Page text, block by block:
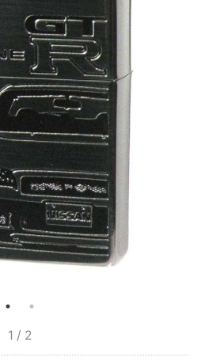
1 / 2